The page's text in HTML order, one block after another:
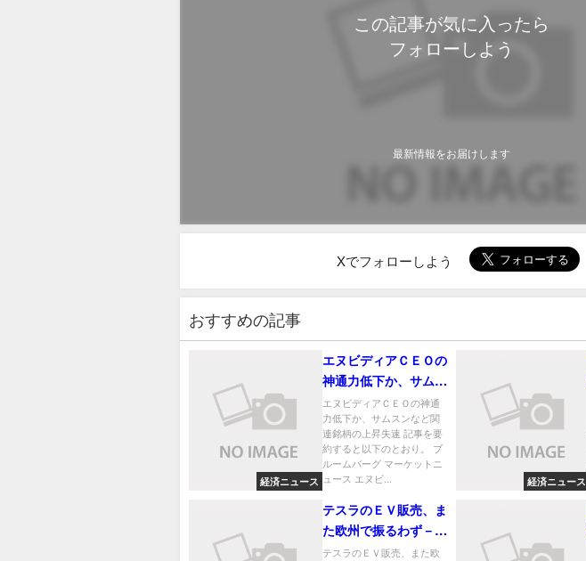
この記事が気に入ったら
フォローしよう
最新情報をお届けします
Xでフォローしよう
おすすめの記事
経済ニュース
エヌビディアＣＥＯの
神通力低下か、サムス
ンなど関連銘柄の上昇
失速
エヌビディアＣＥＯの神通
力低下か、サムスンなど関
連銘柄の上昇失速 記事を要
約すると以下のとおり。 ブ
ルームバーグ マーケットニ
ュース エヌビ...
経済ニュース
テスラのＥＶ販売、ま
た欧州で振るわず－２
月は40％減と落ち込
テスラのＥＶ販売、また欧